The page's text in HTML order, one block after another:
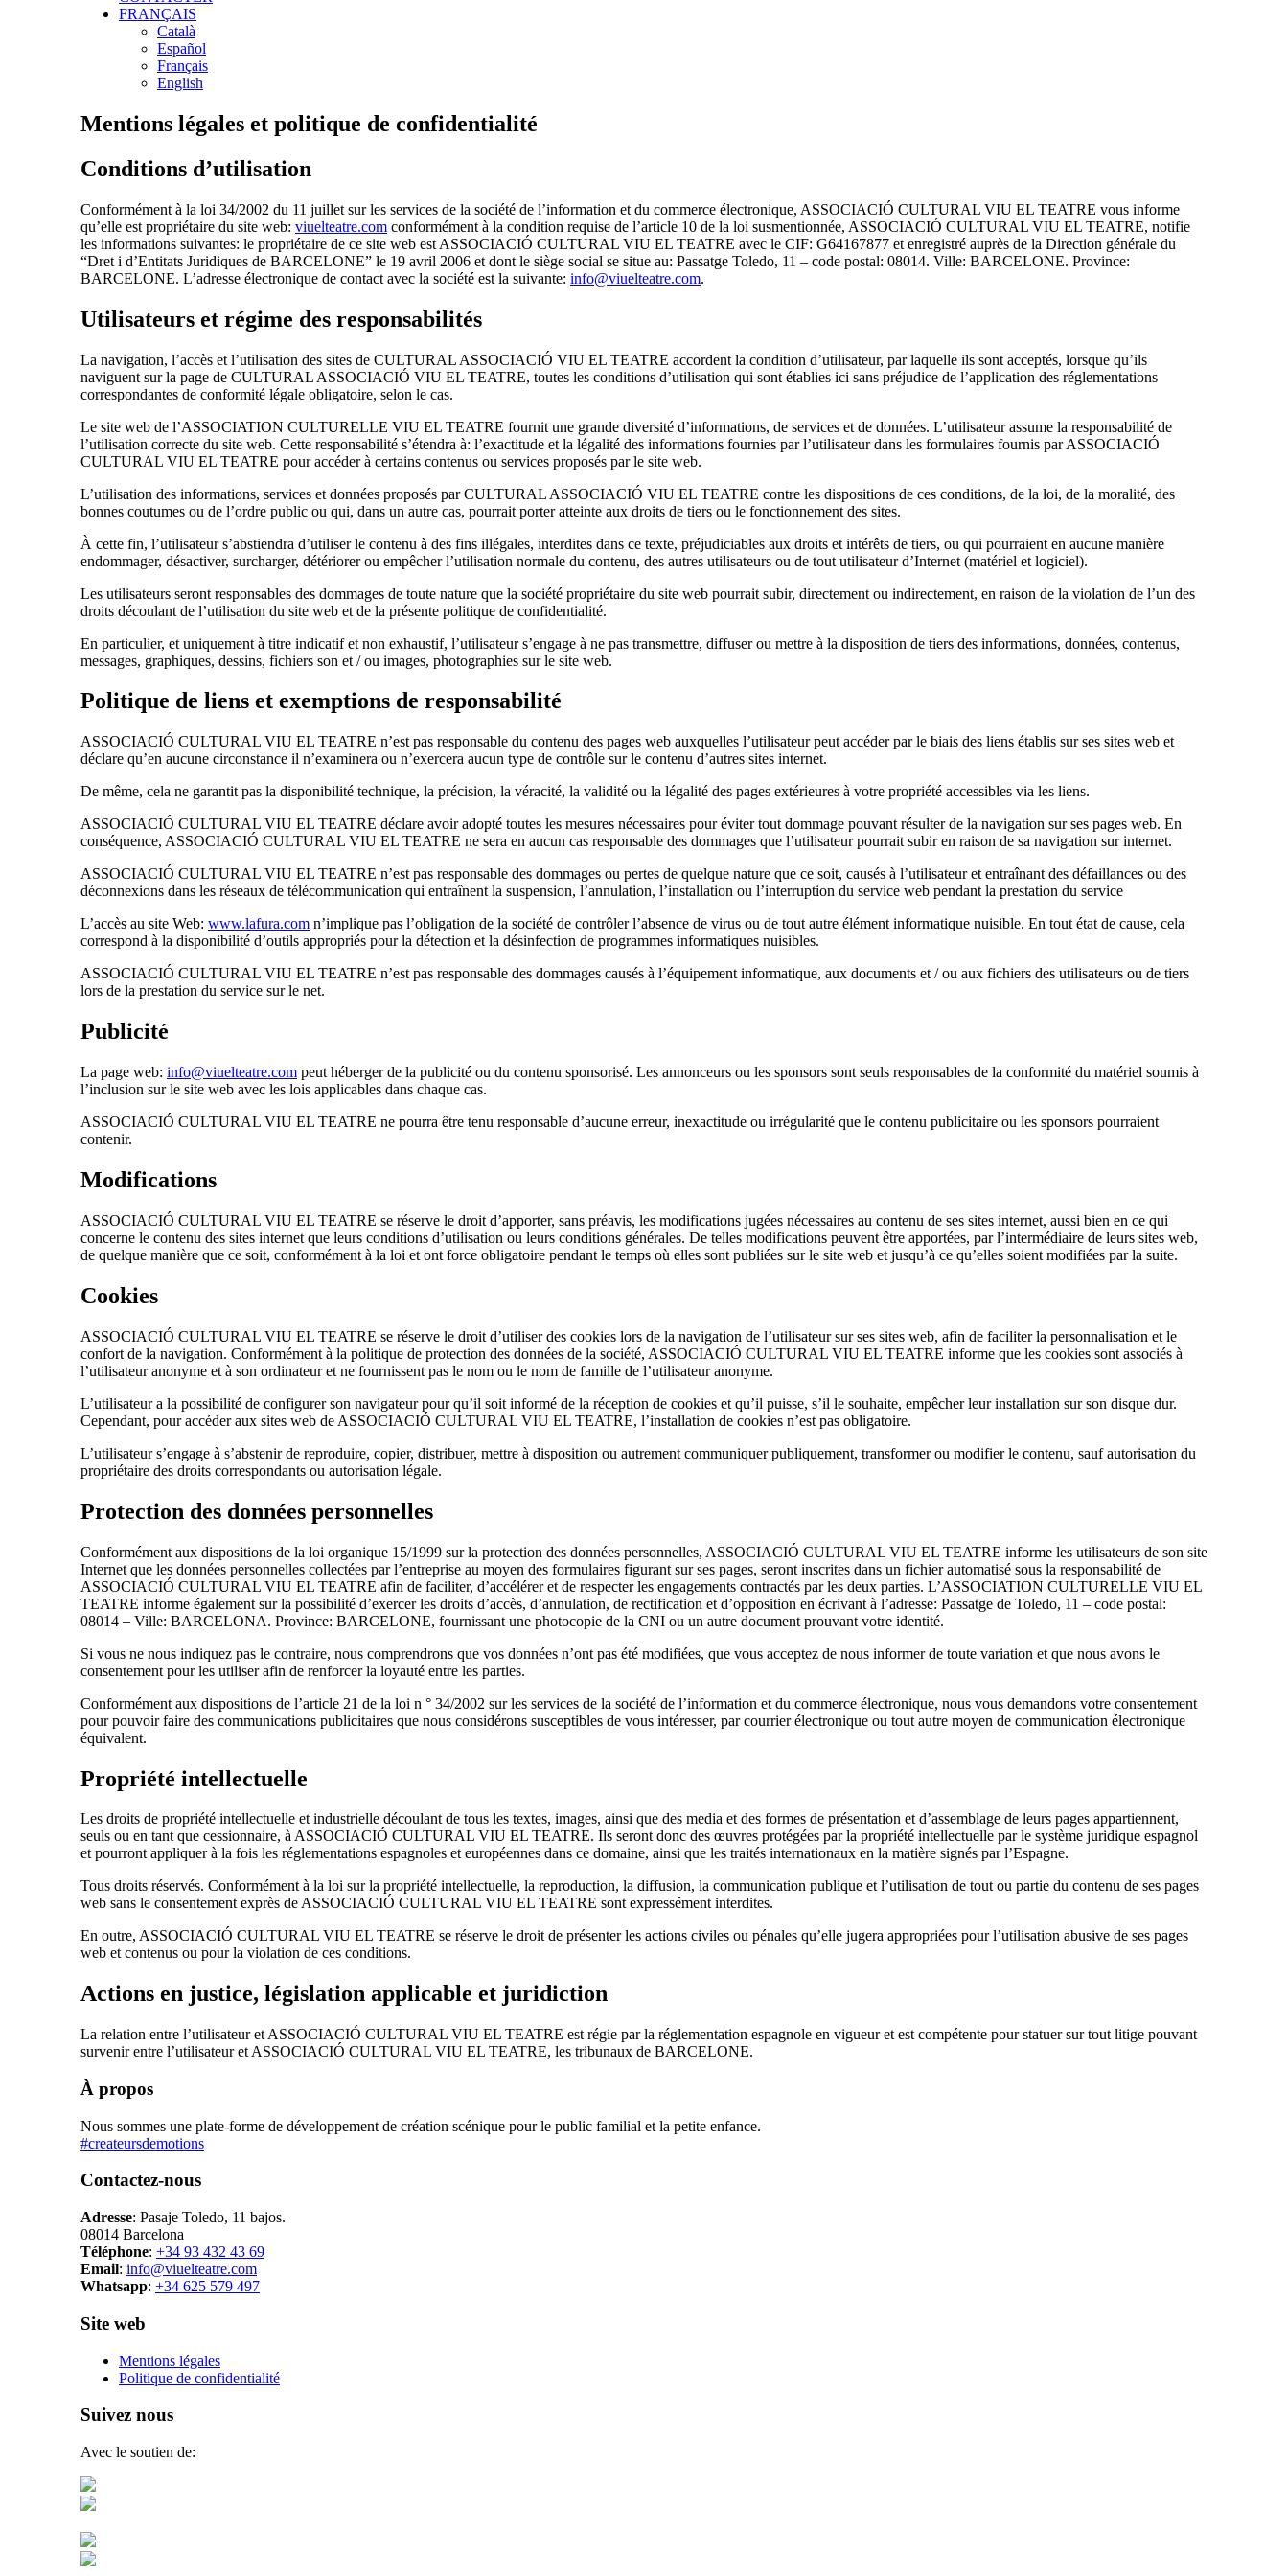
FRANÇAIS
Català
Español
Français
English
Mentions légales et politique de confidentialité
Conditions d’utilisation
Conformément à la loi 34/2002 du 11 juillet sur les services de la société de l’information et du commerce électronique, ASSOCIACIÓ CULTURAL VIU EL TEATRE vous informe
qu’elle est propriétaire du site web: viuelteatre.com conformément à la condition requise de l’article 10 de la loi susmentionnée, ASSOCIACIÓ CULTURAL VIU EL TEATRE, notifie
les informations suivantes: le propriétaire de ce site web est ASSOCIACIÓ CULTURAL VIU EL TEATRE avec le CIF: G64167877 et enregistré auprès de la Direction générale du
“Dret i d’Entitats Juridiques de BARCELONE” le 19 avril 2006 et dont le siège social se situe au: Passatge Toledo, 11 – code postal: 08014. Ville: BARCELONE. Province:
BARCELONE. L’adresse électronique de contact avec la société est la suivante: info@viuelteatre.com.
Utilisateurs et régime des responsabilités
La navigation, l’accès et l’utilisation des sites de CULTURAL ASSOCIACIÓ VIU EL TEATRE accordent la condition d’utilisateur, par laquelle ils sont acceptés, lorsque qu’ils
naviguent sur la page de CULTURAL ASSOCIACIÓ VIU EL TEATRE, toutes les conditions d’utilisation qui sont établies ici sans préjudice de l’application des réglementations
correspondantes de conformité légale obligatoire, selon le cas.
Le site web de l’ASSOCIATION CULTURELLE VIU EL TEATRE fournit une grande diversité d’informations, de services et de données. L’utilisateur assume la responsabilité de
l’utilisation correcte du site web. Cette responsabilité s’étendra à: l’exactitude et la légalité des informations fournies par l’utilisateur dans les formulaires fournis par ASSOCIACIÓ
CULTURAL VIU EL TEATRE pour accéder à certains contenus ou services proposés par le site web.
L’utilisation des informations, services et données proposés par CULTURAL ASSOCIACIÓ VIU EL TEATRE contre les dispositions de ces conditions, de la loi, de la moralité, des
bonnes coutumes ou de l’ordre public ou qui, dans un autre cas, pourrait porter atteinte aux droits de tiers ou le fonctionnement des sites.
À cette fin, l’utilisateur s’abstiendra d’utiliser le contenu à des fins illégales, interdites dans ce texte, préjudiciables aux droits et intérêts de tiers, ou qui pourraient en aucune manière
endommager, désactiver, surcharger, détériorer ou empêcher l’utilisation normale du contenu, des autres utilisateurs ou de tout utilisateur d’Internet (matériel et logiciel).
Les utilisateurs seront responsables des dommages de toute nature que la société propriétaire du site web pourrait subir, directement ou indirectement, en raison de la violation de l’un des
droits découlant de l’utilisation du site web et de la présente politique de confidentialité.
En particulier, et uniquement à titre indicatif et non exhaustif, l’utilisateur s’engage à ne pas transmettre, diffuser ou mettre à la disposition de tiers des informations, données, contenus,
messages, graphiques, dessins, fichiers son et / ou images, photographies sur le site web.
Politique de liens et exemptions de responsabilité
ASSOCIACIÓ CULTURAL VIU EL TEATRE n’est pas responsable du contenu des pages web auxquelles l’utilisateur peut accéder par le biais des liens établis sur ses sites web et
déclare qu’en aucune circonstance il n’examinera ou n’exercera aucun type de contrôle sur le contenu d’autres sites internet.
De même, cela ne garantit pas la disponibilité technique, la précision, la véracité, la validité ou la légalité des pages extérieures à votre propriété accessibles via les liens.
ASSOCIACIÓ CULTURAL VIU EL TEATRE déclare avoir adopté toutes les mesures nécessaires pour éviter tout dommage pouvant résulter de la navigation sur ses pages web. En
conséquence, ASSOCIACIÓ CULTURAL VIU EL TEATRE ne sera en aucun cas responsable des dommages que l’utilisateur pourrait subir en raison de sa navigation sur internet.
ASSOCIACIÓ CULTURAL VIU EL TEATRE n’est pas responsable des dommages ou pertes de quelque nature que ce soit, causés à l’utilisateur et entraînant des défaillances ou des
déconnexions dans les réseaux de télécommunication qui entraînent la suspension, l’annulation, l’installation ou l’interruption du service web pendant la prestation du service
L’accès au site Web: www.lafura.com n’implique pas l’obligation de la société de contrôler l’absence de virus ou de tout autre élément informatique nuisible. En tout état de cause, cela
correspond à la disponibilité d’outils appropriés pour la détection et la désinfection de programmes informatiques nuisibles.
ASSOCIACIÓ CULTURAL VIU EL TEATRE n’est pas responsable des dommages causés à l’équipement informatique, aux documents et / ou aux fichiers des utilisateurs ou de tiers
lors de la prestation du service sur le net.
Publicité
La page web: info@viuelteatre.com peut héberger de la publicité ou du contenu sponsorisé. Les annonceurs ou les sponsors sont seuls responsables de la conformité du matériel soumis à
l’inclusion sur le site web avec les lois applicables dans chaque cas.
ASSOCIACIÓ CULTURAL VIU EL TEATRE ne pourra être tenu responsable d’aucune erreur, inexactitude ou irrégularité que le contenu publicitaire ou les sponsors pourraient
contenir.
Modifications
ASSOCIACIÓ CULTURAL VIU EL TEATRE se réserve le droit d’apporter, sans préavis, les modifications jugées nécessaires au contenu de ses sites internet, aussi bien en ce qui
concerne le contenu des sites internet que leurs conditions d’utilisation ou leurs conditions générales. De telles modifications peuvent être apportées, par l’intermédiaire de leurs sites web,
de quelque manière que ce soit, conformément à la loi et ont force obligatoire pendant le temps où elles sont publiées sur le site web et jusqu’à ce qu’elles soient modifiées par la suite.
Cookies
ASSOCIACIÓ CULTURAL VIU EL TEATRE se réserve le droit d’utiliser des cookies lors de la navigation de l’utilisateur sur ses sites web, afin de faciliter la personnalisation et le
confort de la navigation. Conformément à la politique de protection des données de la société, ASSOCIACIÓ CULTURAL VIU EL TEATRE informe que les cookies sont associés à
l’utilisateur anonyme et à son ordinateur et ne fournissent pas le nom ou le nom de famille de l’utilisateur anonyme.
L’utilisateur a la possibilité de configurer son navigateur pour qu’il soit informé de la réception de cookies et qu’il puisse, s’il le souhaite, empêcher leur installation sur son disque dur.
Cependant, pour accéder aux sites web de ASSOCIACIÓ CULTURAL VIU EL TEATRE, l’installation de cookies n’est pas obligatoire.
L’utilisateur s’engage à s’abstenir de reproduire, copier, distribuer, mettre à disposition ou autrement communiquer publiquement, transformer ou modifier le contenu, sauf autorisation du
propriétaire des droits correspondants ou autorisation légale.
Protection des données personnelles
Conformément aux dispositions de la loi organique 15/1999 sur la protection des données personnelles, ASSOCIACIÓ CULTURAL VIU EL TEATRE informe les utilisateurs de son site
Internet que les données personnelles collectées par l’entreprise au moyen des formulaires figurant sur ses pages, seront inscrites dans un fichier automatisé sous la responsabilité de
ASSOCIACIÓ CULTURAL VIU EL TEATRE afin de faciliter, d’accélérer et de respecter les engagements contractés par les deux parties. L’ASSOCIATION CULTURELLE VIU EL
TEATRE informe également sur la possibilité d’exercer les droits d’accès, d’annulation, de rectification et d’opposition en écrivant à l’adresse: Passatge de Toledo, 11 – code postal:
08014 – Ville: BARCELONA. Province: BARCELONE, fournissant une photocopie de la CNI ou un autre document prouvant votre identité.
Si vous ne nous indiquez pas le contraire, nous comprendrons que vos données n’ont pas été modifiées, que vous acceptez de nous informer de toute variation et que nous avons le
consentement pour les utiliser afin de renforcer la loyauté entre les parties.
Conformément aux dispositions de l’article 21 de la loi n ° 34/2002 sur les services de la société de l’information et du commerce électronique, nous vous demandons votre consentement
pour pouvoir faire des communications publicitaires que nous considérons susceptibles de vous intéresser, par courrier électronique ou tout autre moyen de communication électronique
équivalent.
Propriété intellectuelle
Les droits de propriété intellectuelle et industrielle découlant de tous les textes, images, ainsi que des media et des formes de présentation et d’assemblage de leurs pages appartiennent,
seuls ou en tant que cessionnaire, à ASSOCIACIÓ CULTURAL VIU EL TEATRE. Ils seront donc des œuvres protégées par la propriété intellectuelle par le système juridique espagnol
et pourront appliquer à la fois les réglementations espagnoles et européennes dans ce domaine, ainsi que les traités internationaux en la matière signés par l’Espagne.
Tous droits réservés. Conformément à la loi sur la propriété intellectuelle, la reproduction, la diffusion, la communication publique et l’utilisation de tout ou partie du contenu de ses pages
web sans le consentement exprès de ASSOCIACIÓ CULTURAL VIU EL TEATRE sont expressément interdites.
En outre, ASSOCIACIÓ CULTURAL VIU EL TEATRE se réserve le droit de présenter les actions civiles ou pénales qu’elle jugera appropriées pour l’utilisation abusive de ses pages
web et contenus ou pour la violation de ces conditions.
Actions en justice, législation applicable et juridiction
La relation entre l’utilisateur et ASSOCIACIÓ CULTURAL VIU EL TEATRE est régie par la réglementation espagnole en vigueur et est compétente pour statuer sur tout litige pouvant
survenir entre l’utilisateur et ASSOCIACIÓ CULTURAL VIU EL TEATRE, les tribunaux de BARCELONE.
À propos
Nous sommes une plate-forme de développement de création scénique pour le public familial et la petite enfance.
#createursdemotions
Contactez-nous
Adresse: Pasaje Toledo, 11 bajos.
08014 Barcelona
Téléphone: +34 93 432 43 69
Email: info@viuelteatre.com
Whatsapp: +34 625 579 497
Site web
Mentions légales
Politique de confidentialité
Suivez nous
Avec le soutien de: